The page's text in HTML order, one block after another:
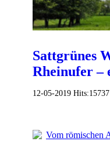
Sattgrünes
Rheinufer –
12-05-2019 Hits:15737